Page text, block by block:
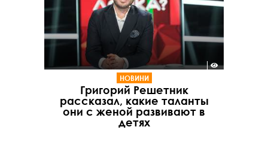
НОВИНИ
Григорий Решетник
рассказал, какие таланты
они с женой развивают в
детях